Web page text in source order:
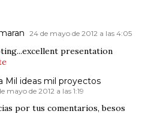
24 de mayo de 2012 a las 4:05
presentation
Mil ideas mil proyectos
mayo de 2012 a las 1:19
por tus comentarios, besos